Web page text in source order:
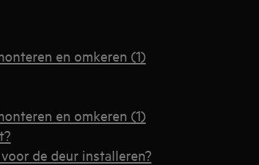
en omkeren (1)
en omkeren (1)
de deur installeren?